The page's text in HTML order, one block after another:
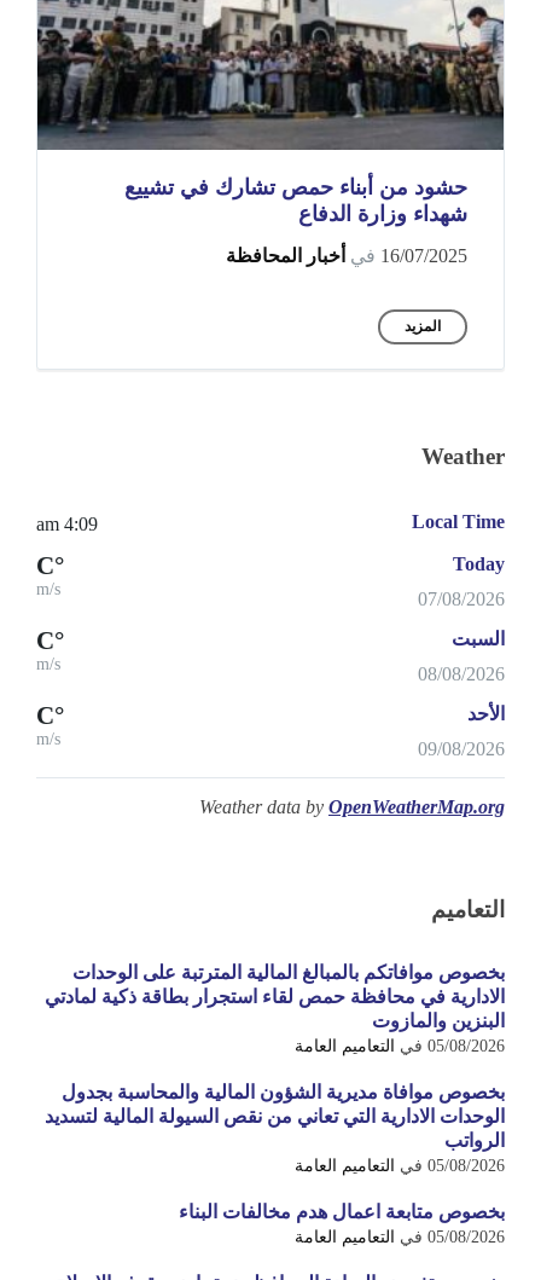
حشود من أبناء حمص تشارك في تشييع
شهداء وزارة الدفاع
16/07/2025 في أخبار المحافظة
المزيد
Weather
Local Time
4:09 am
Today
07/08/2026
°C
m/s
السبت
08/08/2026
°C
m/s
الأحد
09/08/2026
°C
m/s
Weather data by OpenWeatherMap.org
التعاميم
بخصوص موافاتكم بالمبالغ المالية المترتبة على الوحدات
الادارية في محافظة حمص لقاء استجرار بطاقة ذكية لمادتي
البنزين والمازوت
05/08/2026 في التعاميم العامة
بخصوص موافاة مديرية الشؤون المالية والمحاسبة بجدول
الوحدات الادارية التي تعاني من نقص السيولة المالية لتسديد
الرواتب
05/08/2026 في التعاميم العامة
بخصوص متابعة اعمال هدم مخالفات البناء
05/08/2026 في التعاميم العامة